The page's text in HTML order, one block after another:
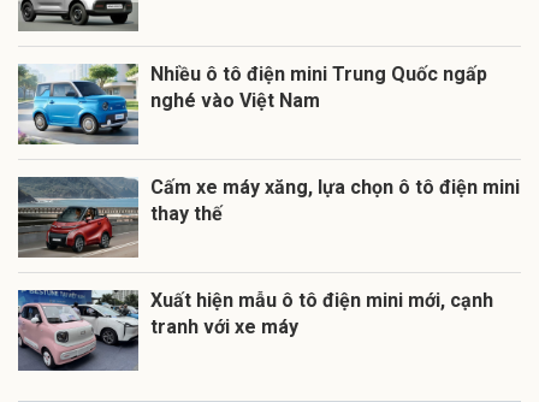
Nhiều ô tô điện mini Trung Quốc ngấp
nghé vào Việt Nam
Cấm xe máy xăng, lựa chọn ô tô điện mini
thay thế
Xuất hiện mẫu ô tô điện mini mới, cạnh
tranh với xe máy